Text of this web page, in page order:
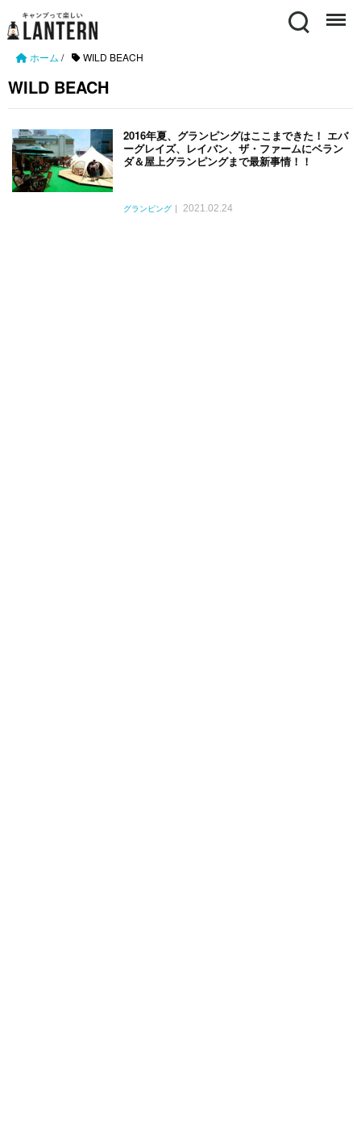
Search Menu
ホーム / WILD BEACH
WILD BEACH
2016年夏、グランピングはここまできた！ エバ
ーグレイズ、レイバン、ザ・ファームにベラン
ダ＆屋上グランピングまで最新事情！！
グランピング 2021.02.24